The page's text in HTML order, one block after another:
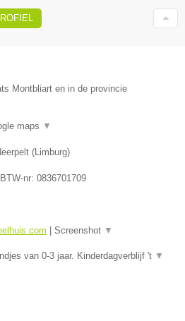
Montbliart en in de provincie
maps ▼
(Limburg)
nr: 0836701709
Screenshot ▼
van 0-3 jaar. Kinderdagverblijf 't ▼